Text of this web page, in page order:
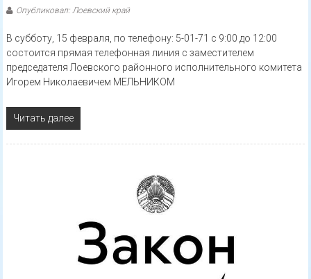
Опубликовал: Лоевский край
В субботу, 15 февраля, по телефону: 5-01-71 с 9:00 до 12:00
состоится прямая телефонная линия с заместителем
председателя Лоевского районного исполнительного комитета
Игорем Николаевичем МЕЛЬНИКОМ
Читать далее